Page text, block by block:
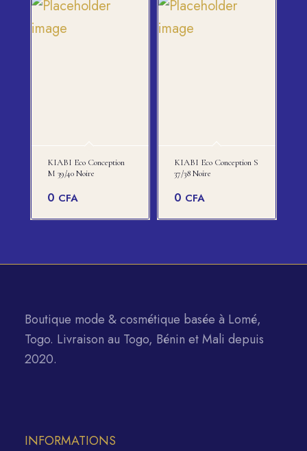
KIABI Eco Conception
M 39/40 Noire
0 CFA
KIABI Eco Conception S
37/38 Noire
0 CFA
Boutique mode & cosmétique basée à Lomé,
Togo. Livraison au Togo, Bénin et Mali depuis
2020.
INFORMATIONS